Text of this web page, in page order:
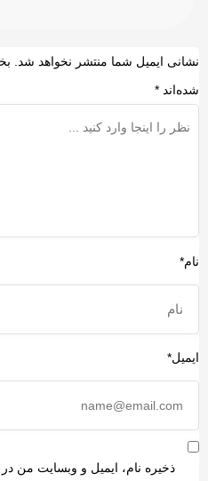
محصولات ممکن
روبه‌رو شود.
ایمیل شما منتشر نخواهد شد.
*
ذخیره نام، ایمیل و وبسایت من در